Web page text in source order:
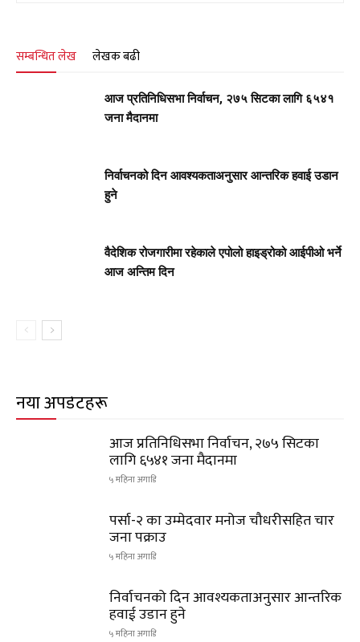
सम्बन्धित लेख लेखक बढी
आज प्रतिनिधिसभा निर्वाचन, २७५ सिटका लागि ६५४१
जना मैदानमा
निर्वाचनको दिन आवश्यकताअनुसार आन्तरिक हवाई उडान
हुने
वैदेशिक रोजगारीमा रहेकाले एपोलो हाइड्रोको आईपीओ भर्ने
आज अन्तिम दिन
नयाँ अपडेटहरू
आज प्रतिनिधिसभा निर्वाचन, २७५ सिटका
लागि ६५४१ जना मैदानमा
५ महिना अगाडि
पर्सा-२ का उम्मेदवार मनोज चौधरीसहित चार
जना पक्राउ
५ महिना अगाडि
निर्वाचनको दिन आवश्यकताअनुसार आन्तरिक
हवाई उडान हुने
५ महिना अगाडि